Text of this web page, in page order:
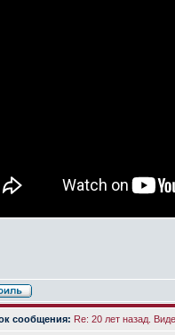
сообщения: Re: 20 лет назад.